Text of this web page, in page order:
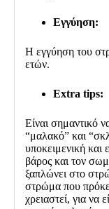
Εγγύηση:
Η εγγύηση του
ετών.
Extra tips:
Είναι σημαντικό
“μαλακό” και
υποκειμενική και
βάρος και τον
ξαπλώνει στο
στρώμα που
χρειαστεί, για να